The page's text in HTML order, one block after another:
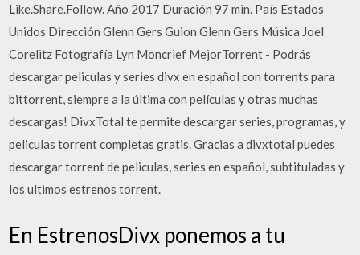
Like.Share.Follow. Año 2017 Duración 97 min. País Estados
Unidos Dirección Glenn Gers Guion Glenn Gers Música Joel
Corelitz Fotografía Lyn Moncrief MejorTorrent - Podrás
descargar peliculas y series divx en español con torrents para
bittorrent, siempre a la última con películas y otras muchas
descargas! DivxTotal te permite descargar series, programas, y
peliculas torrent completas gratis. Gracias a divxtotal puedes
descargar torrent de peliculas, series en español, subtituladas y
los ultimos estrenos torrent.
En EstrenosDivx ponemos a tu